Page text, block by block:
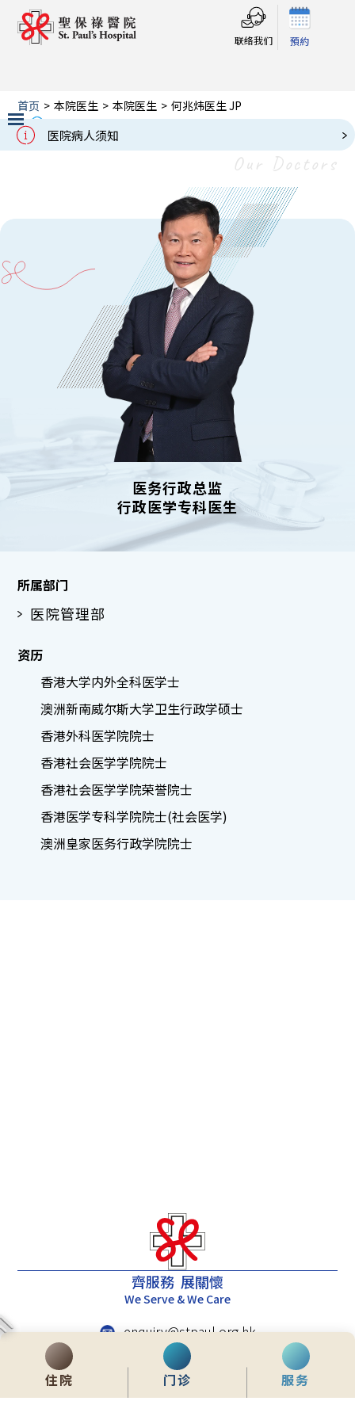
联络我们 預約
医院病人须知
Slide 2 of 3.
首页 > 本院医生 > 本院医生 > 何兆炜医生 JP
何兆炜医生 JP
Our Doctors
医务行政总监
行政医学专科医生
所属部门
医院管理部
资历
香港大学内外全科医学士
澳洲新南威尔斯大学卫生行政学硕士
香港外科医学院院士
香港社会医学学院院士
香港社会医学学院荣誉院士
香港医学专科学院院士(社会医学)
澳洲皇家医务行政学院院士
住院 门诊 服务
齊服務 展關懷
We Serve & We Care
enquiry@stpaul.org.hk
(852) 2890 6008
香港铜锣湾东院道2号